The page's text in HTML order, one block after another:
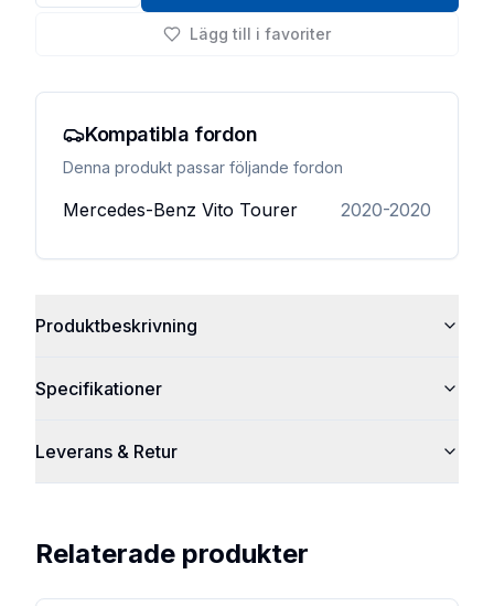
Lägg till i favoriter
Kompatibla fordon
Denna produkt passar följande fordon
Mercedes-Benz Vito Tourer 2020-2020
Produktbeskrivning
Specifikationer
Leverans & Retur
Relaterade produkter